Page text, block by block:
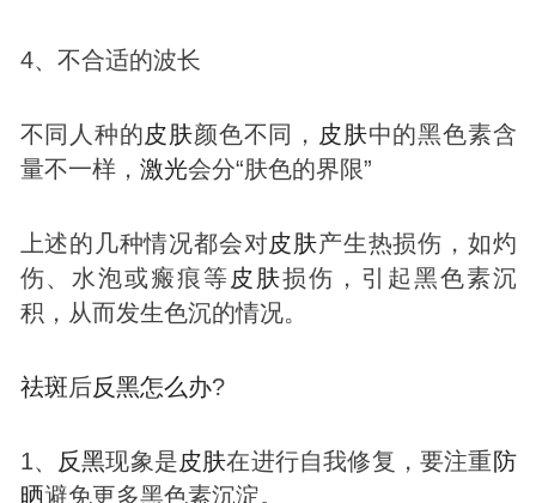
4、不合适的波长
不同人种的皮肤颜色不同， 皮肤中的黑色素含
量不一样， 激光会分“肤色的界限”
上述的几种情况都会对皮肤产生热损伤，如灼
伤、水泡或瘢痕等 皮肤损伤，引起黑色素沉
积，从而发生色沉的情况。
祛斑后反黑怎么办?
1、 反黑现象是皮肤在进行自我修复，要注重防
晒避免更多黑色素沉淀。